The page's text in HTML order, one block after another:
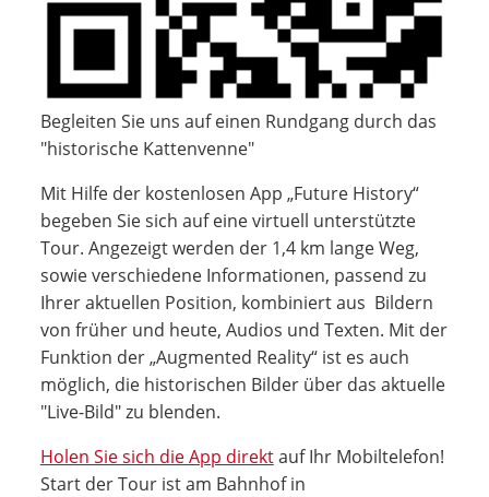
Begleiten Sie uns auf einen Rundgang durch das
"historische Kattenvenne"
Mit Hilfe der kostenlosen App „Future History“
begeben Sie sich auf eine virtuell unterstützte
Tour. Angezeigt werden der 1,4 km lange Weg,
sowie verschiedene Informationen, passend zu
Ihrer aktuellen Position, kombiniert aus Bildern
von früher und heute, Audios und Texten. Mit der
Funktion der „Augmented Reality“ ist es auch
möglich, die historischen Bilder über das aktuelle
"Live-Bild" zu blenden.
Holen Sie sich die App direktauf Ihr Mobiltelefon!
Start der Tour ist am Bahnhof in